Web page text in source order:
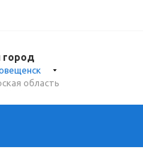
город
область